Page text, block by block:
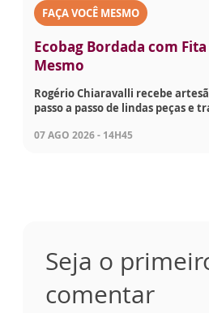
FAÇA VOCÊ MESMO
Ecobag Bordada com Fita
Mesmo
Rogério Chiaravalli recebe
passo a passo de lindas peças e
07 AGO 2026 - 14H45
Seja o
comentar